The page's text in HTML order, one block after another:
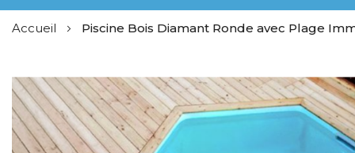
Accueil Piscine Bois Diamant Ronde avec Plage
Skip
to
the
end